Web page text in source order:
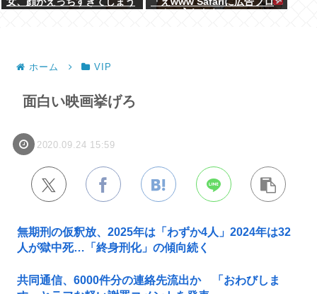
ホーム VIP
面白い映画挙げろ
2020.09.24 15:59
無期刑の仮釈放、2025年は「わずか4人」2024年は32
人が獄中死…「終身刑化」の傾向続く
共同通信、6000件分の連絡先流出か 「おわびしま